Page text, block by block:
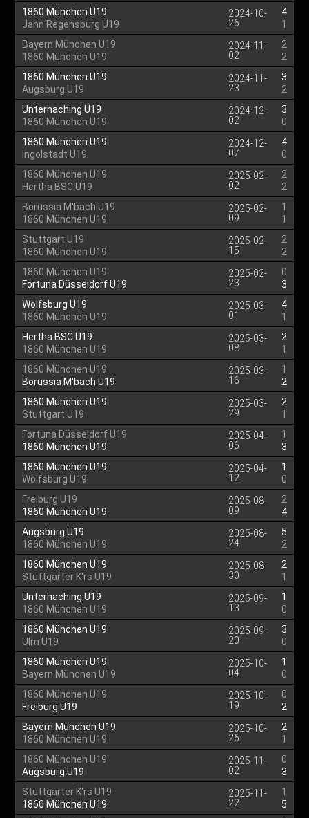
1860 München U19
Jahn Regensburg U19
2024-10-
26
4
1
Bayern München U19
1860 München U19
2024-11-
02
2
2
1860 München U19
Augsburg U19
2024-11-
23
3
2
Unterhaching U19
1860 München U19
2024-12-
02
3
0
1860 München U19
Ingolstadt U19
2024-12-
07
4
0
1860 München U19
Hertha BSC U19
2025-02-
02
2
2
Borussia M'bach U19
1860 München U19
2025-02-
09
1
1
Stuttgart U19
1860 München U19
2025-02-
15
2
2
1860 München U19
Fortuna Düsseldorf U19
2025-02-
23
0
3
Wolfsburg U19
1860 München U19
2025-03-
01
4
1
Hertha BSC U19
1860 München U19
2025-03-
08
2
1
1860 München U19
Borussia M'bach U19
2025-03-
16
1
2
1860 München U19
Stuttgart U19
2025-03-
29
2
1
Fortuna Düsseldorf U19
1860 München U19
2025-04-
06
1
3
1860 München U19
Wolfsburg U19
2025-04-
12
1
0
Freiburg U19
1860 München U19
2025-08-
09
2
4
Augsburg U19
1860 München U19
2025-08-
24
5
2
1860 München U19
Stuttgarter K'rs U19
2025-08-
30
2
1
Unterhaching U19
1860 München U19
2025-09-
13
1
0
1860 München U19
Ulm U19
2025-09-
20
3
0
1860 München U19
Bayern München U19
2025-10-
04
1
0
1860 München U19
Freiburg U19
2025-10-
19
0
2
Bayern München U19
1860 München U19
2025-10-
26
2
1
1860 München U19
Augsburg U19
2025-11-
02
0
3
Stuttgarter K'rs U19
1860 München U19
2025-11-
22
1
5